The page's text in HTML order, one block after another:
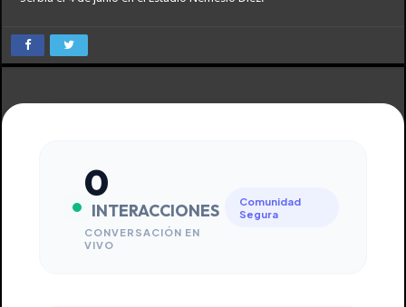
0
INTERACCIONES
CONVERSACIÓN EN
VIVO
Comunidad
Segura